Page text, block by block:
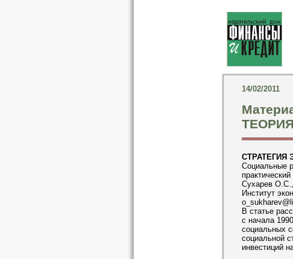
14/02/2011
СТРАТЕГИЯ
Социальные
Сухарев О.С.,
Институт
В статье
с начала
социальных
социальной
инвестиций